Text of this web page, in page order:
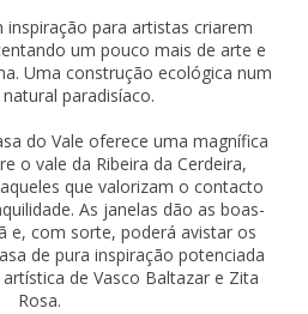
para artistas criarem
um pouco mais de arte e
Uma construção ecológica num
paradisíaco.
do Vale oferece uma magnífica
o vale da Ribeira da Cerdeira,
que valorizam o contacto
As janelas dão as boas-
e, com sorte, poderá avistar os
de pura inspiração potenciada
de Vasco Baltazar e Zita
Rosa.